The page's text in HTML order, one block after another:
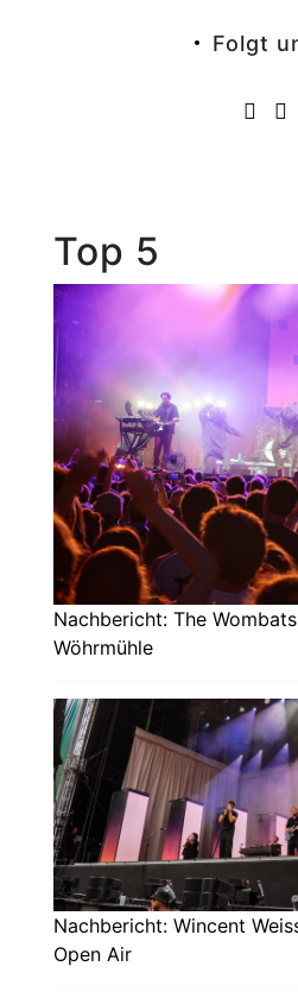
Folgt
Top 5
Nachbericht: The
Wöhrmühle
Nachbericht: Wincent
Open Air